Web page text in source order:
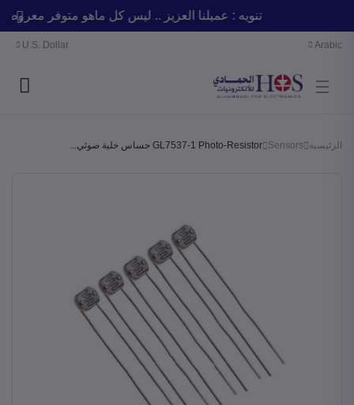
تنويه : عميلنا العزيز .. ليس كل ماهو متوفر
Arabic
U.S. Dollar
الرئيسية Sensors GL7537-1 Photo-Resistor حساس خلية ضوئي...